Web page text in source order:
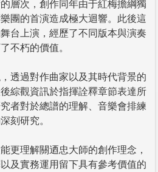
層次，創作同年由于紅梅擔綱獨
團的首演造成極大迴響。此後這
台上演，經歷了不同版本與演奏
不朽的價值。
透過對作曲家以及其時代背景的
綜觀資訊於指揮詮釋章節表達所
者對於總譜的理解、音樂會排練
刻研究。
更理解關迺忠大師的創作理念，
及實務運用留下具有參考價值的